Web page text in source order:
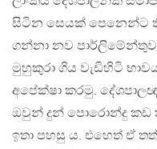
සිටින සෙයක් පෙනෙන්ට
ගන්නා නව පාර්ලිමේන්තුව
මුහුකුරා ගිය වැඩිහිටි
අපේක්ෂා කරමු.
ඔවුන් දුන් පොරොන්දු කඩ
ඉතා පහසු ය. එහෙත් ඒ